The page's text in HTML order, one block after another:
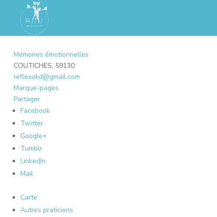
Mémoires émotionnelles
COUTICHES, 59130
reflexokd@gmail.com
Marque-pages
Partager
Facebook
Twitter
Google+
Tumblr
LinkedIn
Mail
Carte
Autres praticiens